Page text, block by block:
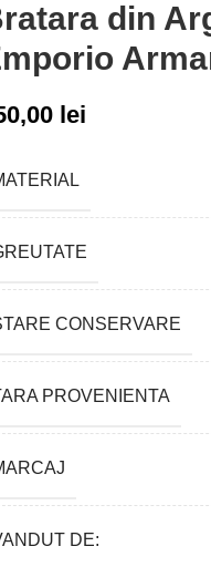
din
lei
CONSERVARE
PROVENIENTA
DE: